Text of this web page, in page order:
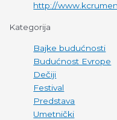
http://
Kategorija
Bajke budućnosti
Budućnost Evrope
Dečiji
Festival
Predstava
Umetnički